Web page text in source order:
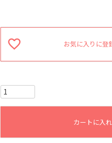
お気に入りに登
カートに入